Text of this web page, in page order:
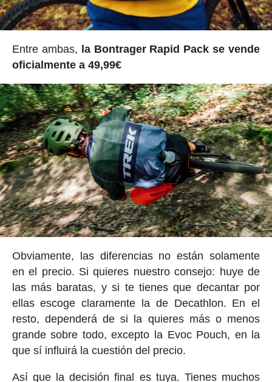
Entre ambas, la Bontrager Rapid Pack se vende
oficialmente a 49,99€
Obviamente, las diferencias no están solamente
en el precio. Si quieres nuestro consejo: huye de
las más baratas, y si te tienes que decantar por
ellas escoge claramente la de Decathlon. En el
resto, dependerá de si la quieres más o menos
grande sobre todo, excepto la Evoc Pouch, en la
que sí influirá la cuestión del precio.
Así que la decisión final es tuya. Tienes muchos